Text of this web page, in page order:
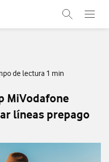
Abrir
Menu
Abre
de lectura 1 min
MiVodafone
líneas prepago